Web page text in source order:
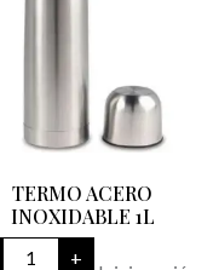
TERMO ACERO
INOXIDABLE 1L
TERMO
ACERO
+